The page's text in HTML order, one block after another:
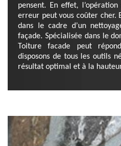
pensent. En effet,
erreur peut vous coûter cher.
dans le cadre d’un
façade. Spécialisée dans le
Toiture facade peut
disposons de tous les outils
résultat optimal et à la